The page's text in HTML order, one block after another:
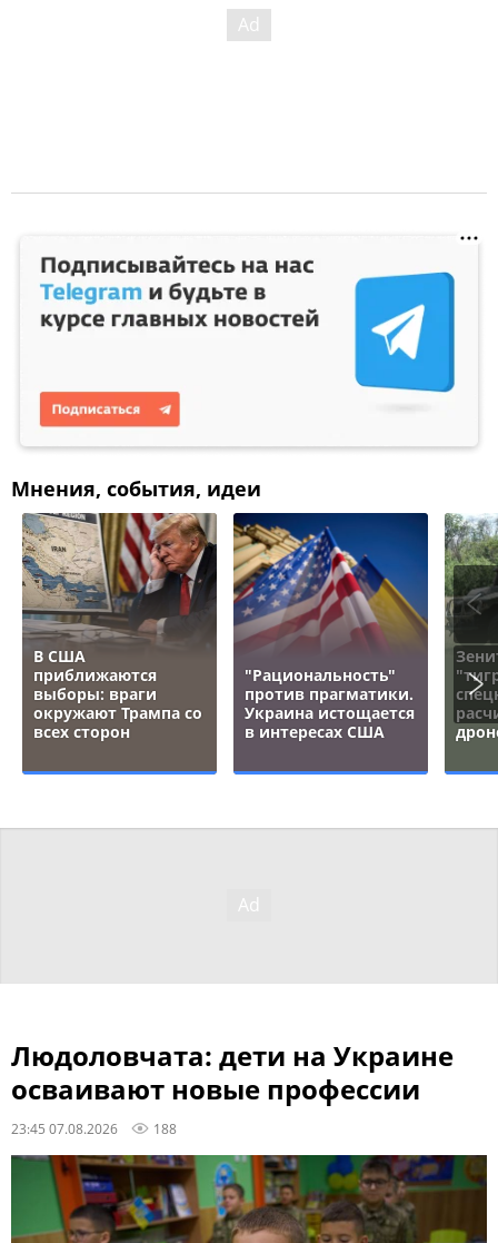
Мнения, события, идеи
В США
приближаются
выборы: враги
окружают Трампа со
всех сторон
"Рациональность"
против прагматики.
Украина истощается
в интересах США
Людоловчата: дети на Украине
осваивают новые профессии
23:45 07.08.2026 188